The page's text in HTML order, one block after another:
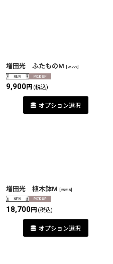
増田光 ふたものM 25227
9,900円 (税込)
オプション選択
増田光 植木鉢M [25215]
18,700円 (税込)
オプション選択